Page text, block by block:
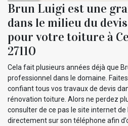
Brun Luigi est une
dans le milieu du
pour votre toiture à
27110
Cela fait plusieurs années déjà que
professionnel dans le domaine.
confiant tous vos travaux de devis
rénovation toiture. Alors ne perdez
consulter de ce pas le site internet
directement sur son téléphone afin